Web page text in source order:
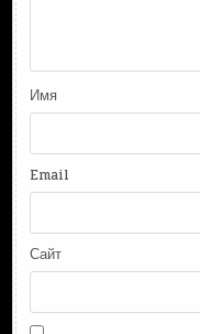
Имя
Email
Сайт